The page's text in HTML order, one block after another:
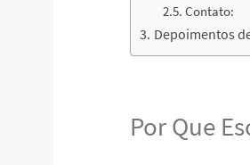
Contato:
Depoimentos
Por Que